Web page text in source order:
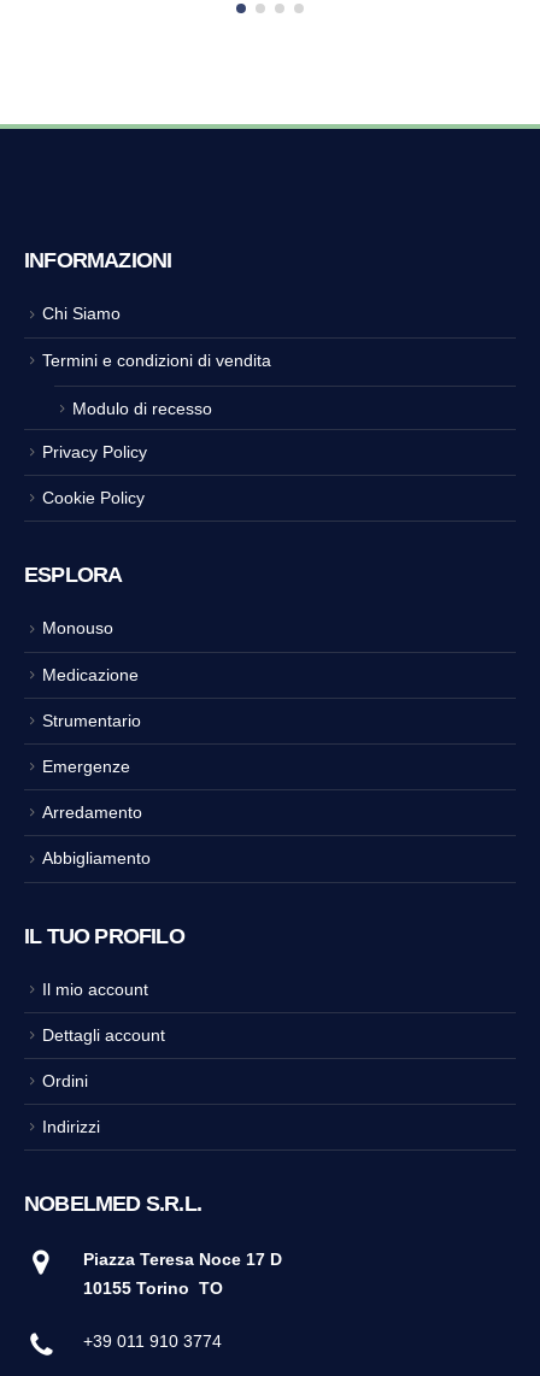
INFORMAZIONI
Chi Siamo
Termini e condizioni di vendita
Modulo di recesso
Privacy Policy
Cookie Policy
ESPLORA
Monouso
Medicazione
Strumentario
Emergenze
Arredamento
Abbigliamento
IL TUO PROFILO
Il mio account
Dettagli account
Ordini
Indirizzi
NOBELMED S.R.L.
Piazza Teresa Noce 17 D
10155 Torino TO
+39 011 910 3774